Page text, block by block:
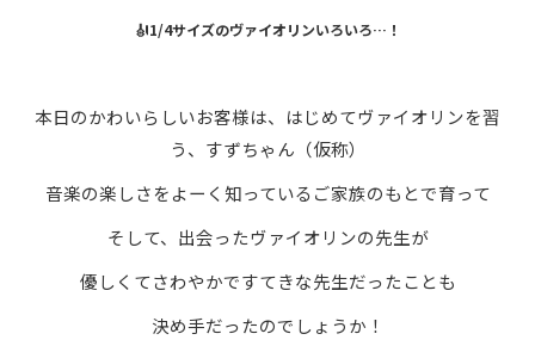
🎻1/4サイズのヴァイオリンいろいろ…！
本日のかわいらしいお客様は、はじめてヴァイオリンを習
う、すずちゃん（仮称）
音楽の楽しさをよーく知っているご家族のもとで育って
そして、出会ったヴァイオリンの先生が
優しくてさわやかですてきな先生だったことも
決め手だったのでしょうか！